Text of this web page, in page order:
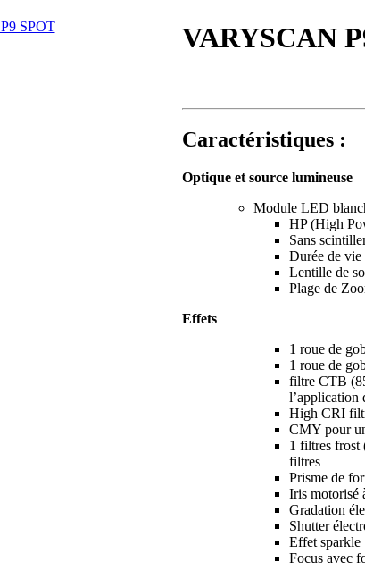
VARYSCAN
Caractéristiques :
Optique et source lumineuse
Module LED
HP (High
Sans
Durée de vie
Lentille de
Plage de
Effets
1 roue de
1 roue de
filtre CTB
l’application
High CRI
CMY pour
1 filtres frost
filtres
Prisme de
Iris motorisé
Gradation
Shutter
Effet sparkle
Focus avec